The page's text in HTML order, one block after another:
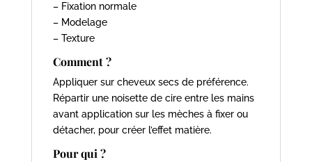
– Fixation normale
– Modelage
– Texture
Comment ?
Appliquer sur cheveux secs de préférence.
Répartir une noisette de cire entre les mains
avant application sur les mèches à fixer ou
détacher, pour créer l’effet matière.
Pour qui ?